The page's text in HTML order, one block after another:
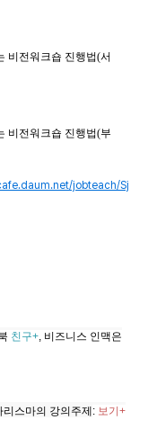
비전워크숍 진행법(서
비전워크숍 진행법(부
jobteach/Sj
친구+, 비즈니스 인맥은
리스마의 강의주제 : 보기+